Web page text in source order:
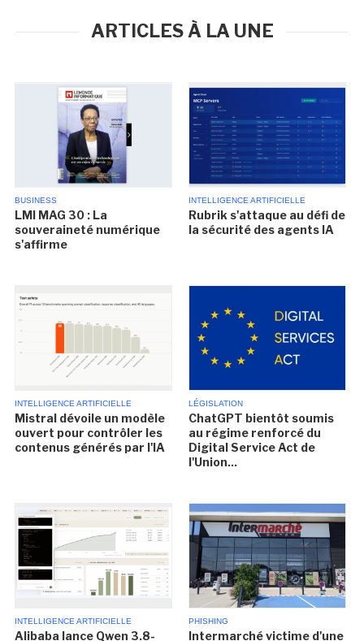
ARTICLES À LA UNE
BUSINESS
LMI MAG 30 : La
souveraineté numérique
s'affirme
INTELLIGENCE ARTIFICIELLE
Rubrik s'attaque au défi de
la sécurité des agents IA
INTELLIGENCE ARTIFICIELLE
Mistral dévoile un modèle
ouvert pour contrôler les
contenus générés par l'IA
LÉGISLATION
ChatGPT bientôt soumis
au régime renforcé du
Digital Service Act de
l'Union...
INTELLIGENCE ARTIFICIELLE
Alibaba lance Qwen 3.8-
PHISHING
Intermarché victime d'une